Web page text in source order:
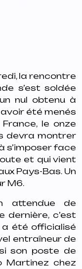
la rencontre
s’est soldée
nul obtenu à
été menés
le onze
devra montrer
s’imposer face
et qui vient
Pays-Bas. Un
M6.
attendue de
dernière, c’est
a été officialisé
entraîneur de
son poste de
Martinez chez